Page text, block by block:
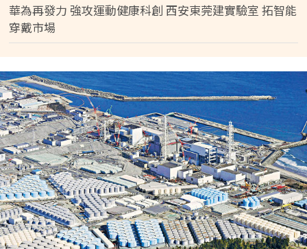
華為再發力 強攻運動健康科創 西安東莞建實驗室 拓智能
穿戴市場